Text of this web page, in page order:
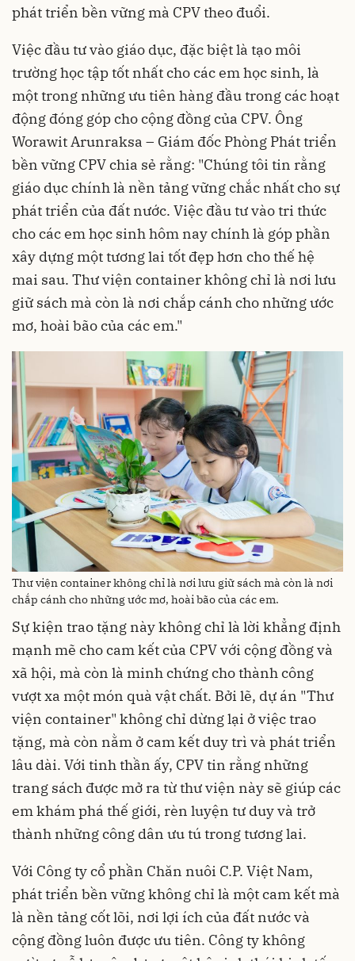
phát triển bền vững mà CPV theo đuổi.
Việc đầu tư vào giáo dục, đặc biệt là tạo môi
trường học tập tốt nhất cho các em học sinh, là
một trong những ưu tiên hàng đầu trong các hoạt
động đóng góp cho cộng đồng của CPV. Ông
Worawit Arunraksa – Giám đốc Phòng Phát triển
bền vững CPV chia sẻ rằng: "Chúng tôi tin rằng
giáo dục chính là nền tảng vững chắc nhất cho sự
phát triển của đất nước. Việc đầu tư vào tri thức
cho các em học sinh hôm nay chính là góp phần
xây dựng một tương lai tốt đẹp hơn cho thế hệ
mai sau. Thư viện container không chỉ là nơi lưu
giữ sách mà còn là nơi chắp cánh cho những ước
mơ, hoài bão của các em."
Thư viện container không chỉ là nơi lưu giữ sách mà còn là nơi
chắp cánh cho những ước mơ, hoài bão của các em.
Sự kiện trao tặng này không chỉ là lời khẳng định
mạnh mẽ cho cam kết của CPV với cộng đồng và
xã hội, mà còn là minh chứng cho thành công
vượt xa một món quà vật chất. Bởi lẽ, dự án "Thư
viện container" không chỉ dừng lại ở việc trao
tặng, mà còn nằm ở cam kết duy trì và phát triển
lâu dài. Với tinh thần ấy, CPV tin rằng những
trang sách được mở ra từ thư viện này sẽ giúp các
em khám phá thế giới, rèn luyện tư duy và trở
thành những công dân ưu tú trong tương lai.
Với Công ty cổ phần Chăn nuôi C.P. Việt Nam,
phát triển bền vững không chỉ là một cam kết mà
là nền tảng cốt lõi, nơi lợi ích của đất nước và
cộng đồng luôn được ưu tiên. Công ty không